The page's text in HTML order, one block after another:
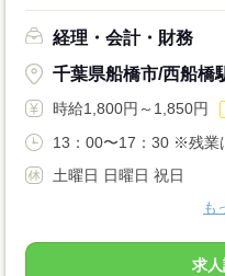
経理・会計・財務
千葉県船橋市/西船橋
時給1,800円～1,850円
13：00〜17：30 ※残業
土曜日 日曜日 祝日
も
求